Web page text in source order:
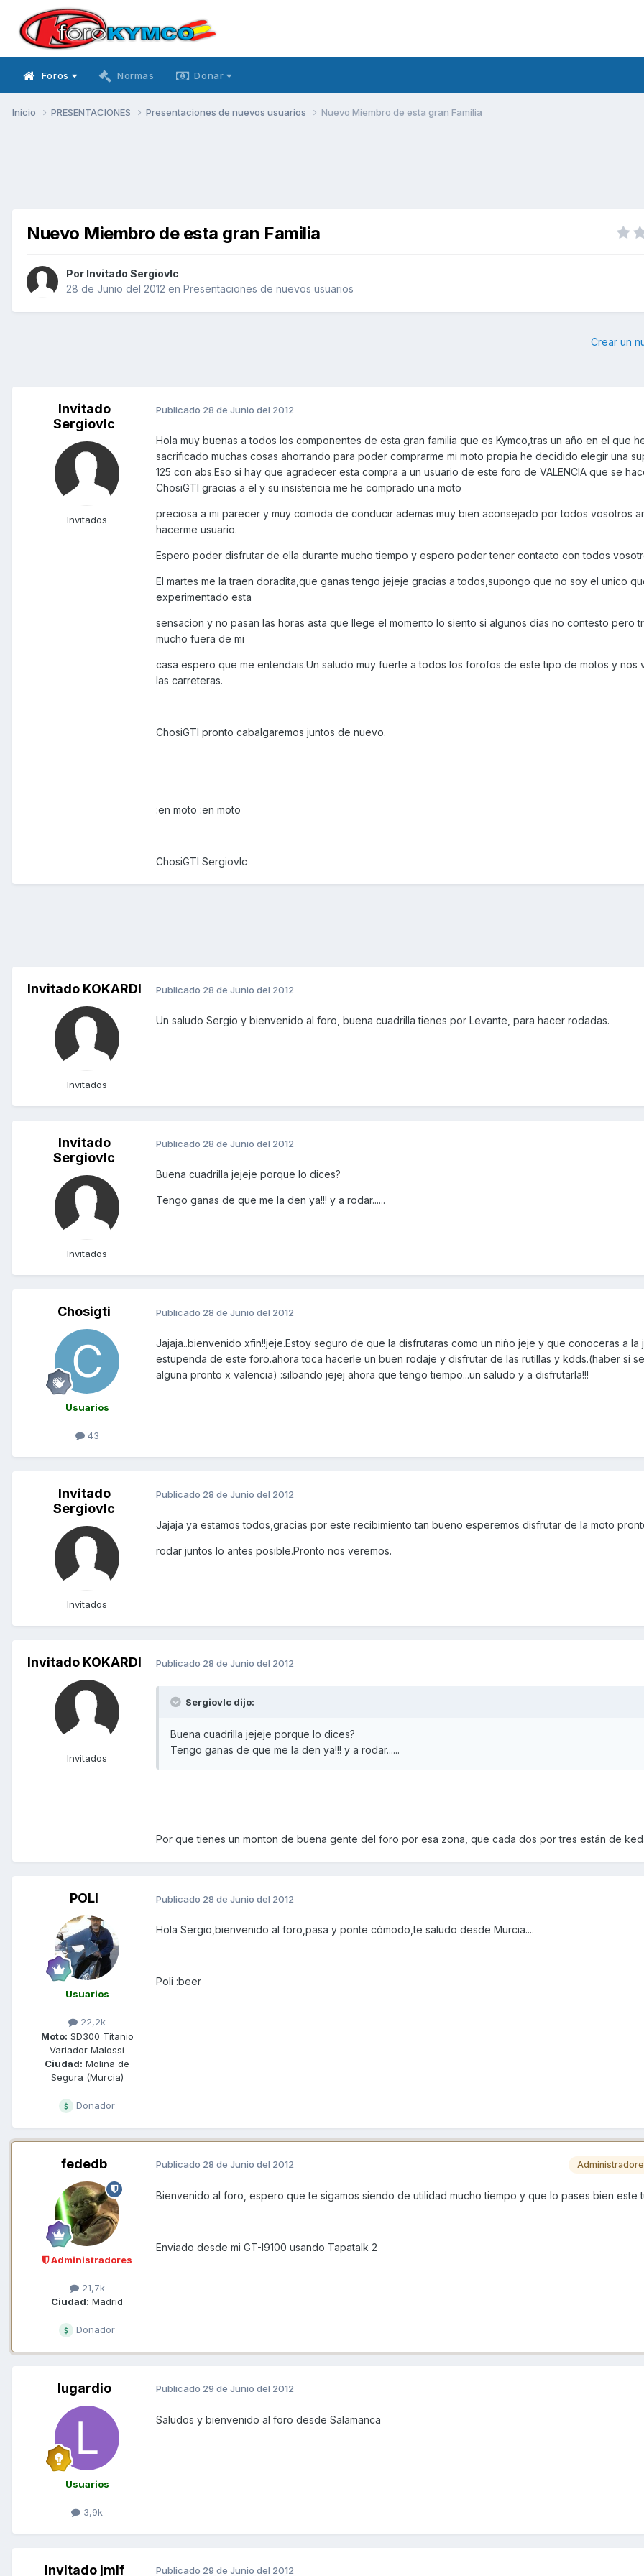
Foros Normas Donar
Inicio PRESENTACIONES Presentaciones de nuevos usuarios Nuevo Miembro de esta gran Familia
Nuevo Miembro de esta gran Familia
Por Invitado Sergiovlc
28 de Junio del 2012 en Presentaciones de nuevos usuarios
Crear un
Invitado
Sergiovlc
Invitados
Publicado 28 de Junio del 2012
Hola muy buenas a todos los componentes de esta gran familia que es Kymco,tras un año en el que
sacrificado muchas cosas ahorrando para poder comprarme mi moto propia he decidido elegir una
125 con abs.Eso si hay que agradecer esta compra a un usuario de este foro de VALENCIA que se
ChosiGTI gracias a el y su insistencia me he comprado una moto
preciosa a mi parecer y muy comoda de conducir ademas muy bien aconsejado por todos vosotros
hacerme usuario.
Espero poder disfrutar de ella durante mucho tiempo y espero poder tener contacto con todos
El martes me la traen doradita,que ganas tengo jejeje gracias a todos,supongo que no soy el unico
experimentado esta
sensacion y no pasan las horas asta que llege el momento lo siento si algunos dias no contesto pero
mucho fuera de mi
casa espero que me entendais.Un saludo muy fuerte a todos los forofos de este tipo de motos y nos
las carreteras.
ChosiGTI pronto cabalgaremos juntos de nuevo.
:en moto :en moto
ChosiGTI Sergiovlc
Invitado KOKARDI
Invitados
Publicado 28 de Junio del 2012
Un saludo Sergio y bienvenido al foro, buena cuadrilla tienes por Levante, para hacer rodadas.
Invitado
Sergiovlc
Invitados
Publicado 28 de Junio del 2012
Buena cuadrilla jejeje porque lo dices?
Tengo ganas de que me la den ya!!! y a rodar......
Chosigti
Usuarios
43
Publicado 28 de Junio del 2012
Jajaja..bienvenido xfin!!jeje.Estoy seguro de que la disfrutaras como un niño jeje y que conoceras a la
estupenda de este foro.ahora toca hacerle un buen rodaje y disfrutar de las rutillas y kdds.(haber si
alguna pronto x valencia) :silbando jejej ahora que tengo tiempo...un saludo y a disfrutarla!!!
Invitado
Sergiovlc
Invitados
Publicado 28 de Junio del 2012
Jajaja ya estamos todos,gracias por este recibimiento tan bueno esperemos disfrutar de la moto
rodar juntos lo antes posible.Pronto nos veremos.
Invitado KOKARDI
Invitados
Publicado 28 de Junio del 2012
Sergiovlc dijo:
Buena cuadrilla jejeje porque lo dices?
Tengo ganas de que me la den ya!!! y a rodar......
Por que tienes un monton de buena gente del foro por esa zona, que cada dos por tres están de
POLI
Usuarios
22,2k
Moto: SD300 Titanio
Variador Malossi
Ciudad: Molina de
Segura (Murcia)
Donador
Publicado 28 de Junio del 2012
Hola Sergio,bienvenido al foro,pasa y ponte cómodo,te saludo desde Murcia....
Poli :beer
fededb
Administradores
21,7k
Ciudad: Madrid
Donador
Publicado 28 de Junio del 2012
Bienvenido al foro, espero que te sigamos siendo de utilidad mucho tiempo y que lo pases bien este
Enviado desde mi GT-I9100 usando Tapatalk 2
lugardio
Usuarios
3,9k
Publicado 29 de Junio del 2012
Saludos y bienvenido al foro desde Salamanca
Invitado jmlf Publicado 29 de Junio del 2012